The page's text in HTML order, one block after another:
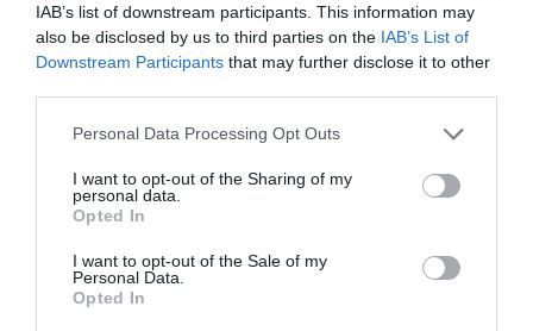
IAB’s list of downstream participants. This information may
also be disclosed by us to third parties on the IAB’s List of
Downstream Participants that may further disclose it to other
Personal Data Processing Opt Outs
I want to opt-out of the Sharing of my
personal data.
Opted In
I want to opt-out of the Sale of my
Personal Data.
Opted In
Artículos anteriores
DIARIO DE LA CORRUPCIÓN SANCHISTA
Diario de la corrupción sanchista. Hazte
Oír se manifiesta delante de La Mareta:
“Pedro Sánchez es un criminal”
por Redacción
Artículos anteriores